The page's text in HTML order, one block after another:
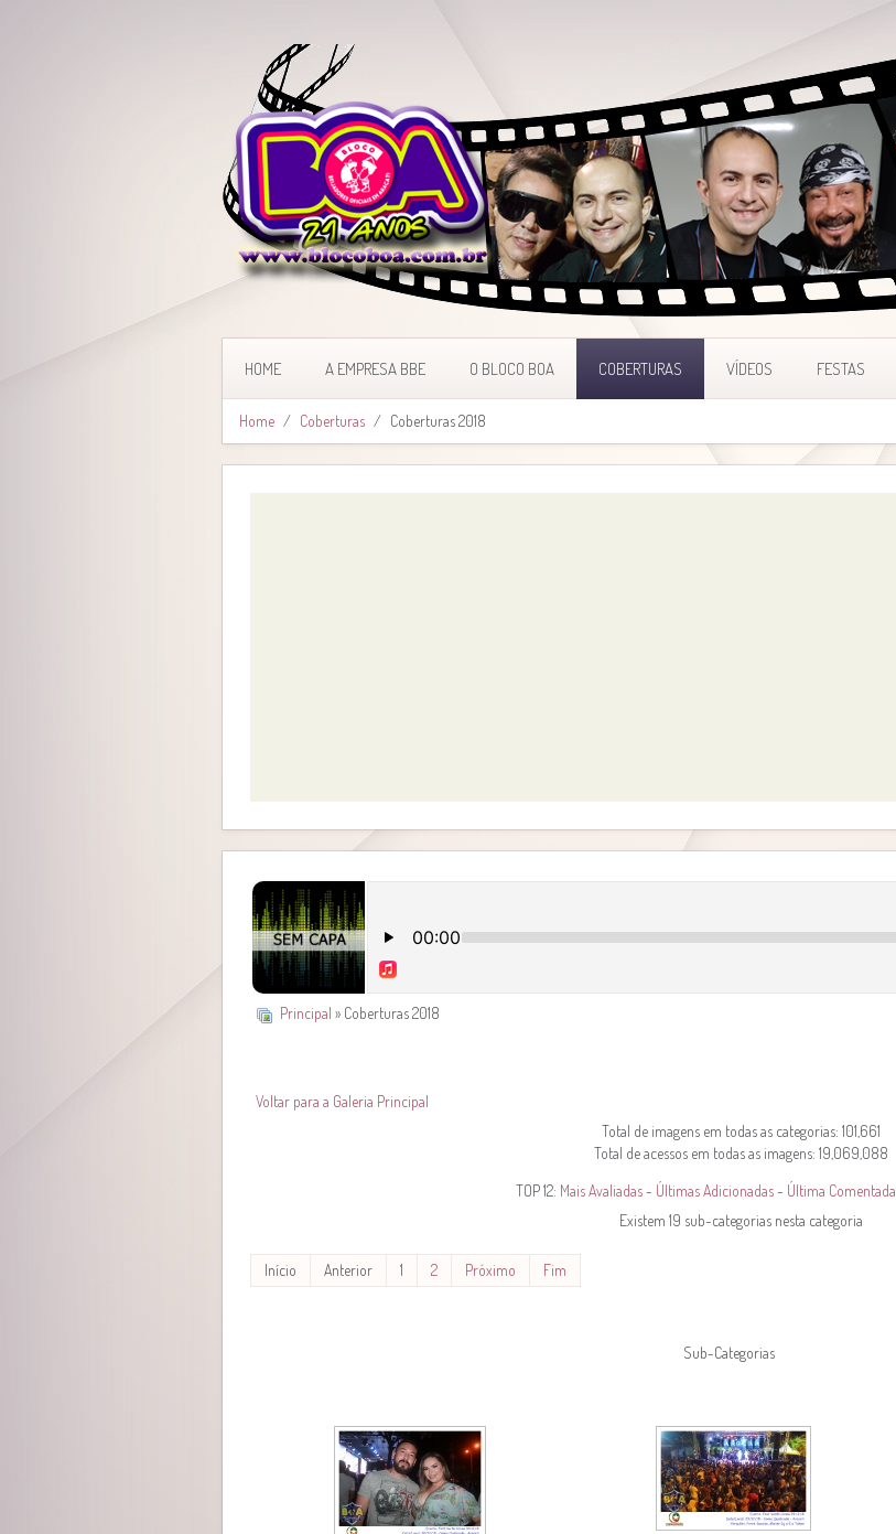
HOME A EMPRESA BBE O BLOCO BOA COBERTURAS VÍDEOS FESTAS
Home Coberturas Coberturas 2018
Principal » Coberturas 2018
Voltar para a Galeria Principal
Total de imagens em todas as categorias: 101,661
Total de acessos em todas as imagens: 19,069,088
TOP 12: Mais Avaliadas- Últimas Adicionadas- Última Comentada
Existem 19 sub-categorias nesta categoria
Início Anterior 1 2 Próximo Fim
Sub-Categorias